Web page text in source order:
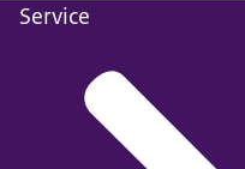
Service